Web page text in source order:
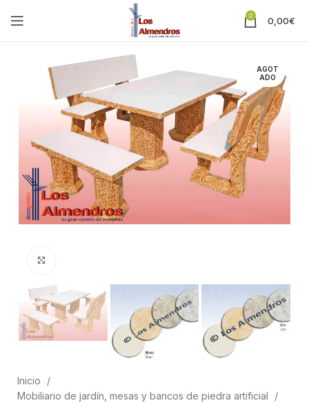
0 0,00€
AGOT
ADO
Inicio
Mobiliario de jardín, mesas y bancos de piedra artificial